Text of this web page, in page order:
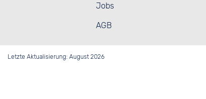
Jobs
AGB
Letzte Aktualisierung: August 2026